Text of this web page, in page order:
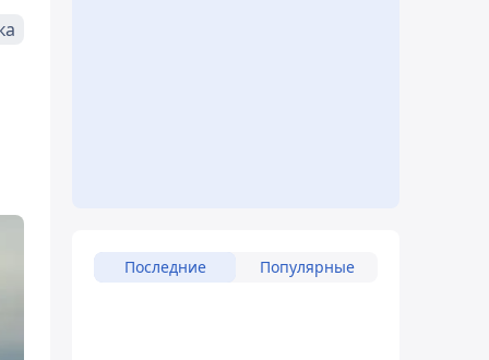
Последние Популярные